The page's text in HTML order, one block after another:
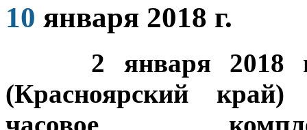
10 января 2018 г.
2 января 2018
(Красноярский
часовое